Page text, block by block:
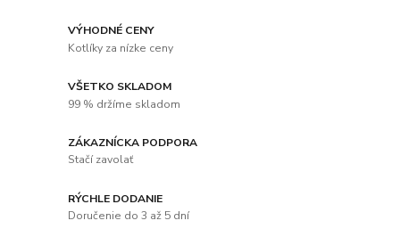
VÝHODNÉ CENY
Kotlíky za nízke ceny
VŠETKO SKLADOM
99 % držíme skladom
ZÁKAZNÍCKA PODPORA
Stačí zavolať
RÝCHLE DODANIE
Doručenie do 3 až 5 dní